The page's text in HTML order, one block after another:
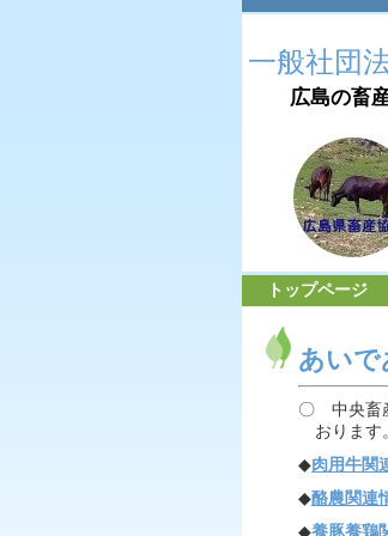
一般社団
広島の畜
触れ
トップページ
あいで
〇 中央畜
おります
◆肉用牛関
◆酪農関連
◆養豚養鶏